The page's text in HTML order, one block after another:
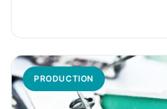
PRODUCTION